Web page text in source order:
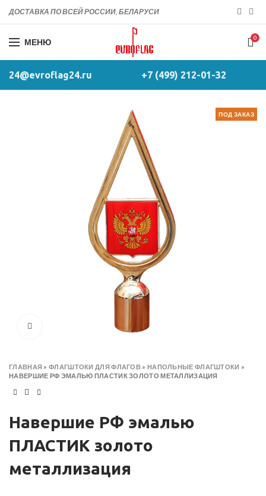
ДОСТАВКА ПО ВСЕЙ РОССИИ, БЕЛАРУСИ
МЕНЮ 0
24@evroflag24.ru +7 (499) 212-01-32
ПОД ЗАКАЗ
ГЛАВНАЯ »ФЛАГШТОКИ ДЛЯ ФЛАГОВ » НАПОЛЬНЫЕ ФЛАГШТОКИ »
НАВЕРШИЕ РФ ЭМАЛЬЮ ПЛАСТИК ЗОЛОТО МЕТАЛЛИЗАЦИЯ
Навершие РФ эмалью
ПЛАСТИК золото
металлизация